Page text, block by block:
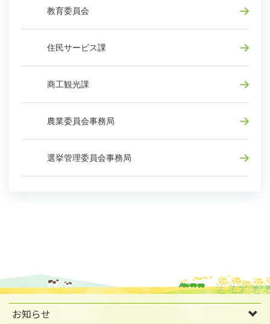
教育委員会
住民サービス課
商工観光課
農業委員会事務局
選挙管理委員会事務局
お知らせ